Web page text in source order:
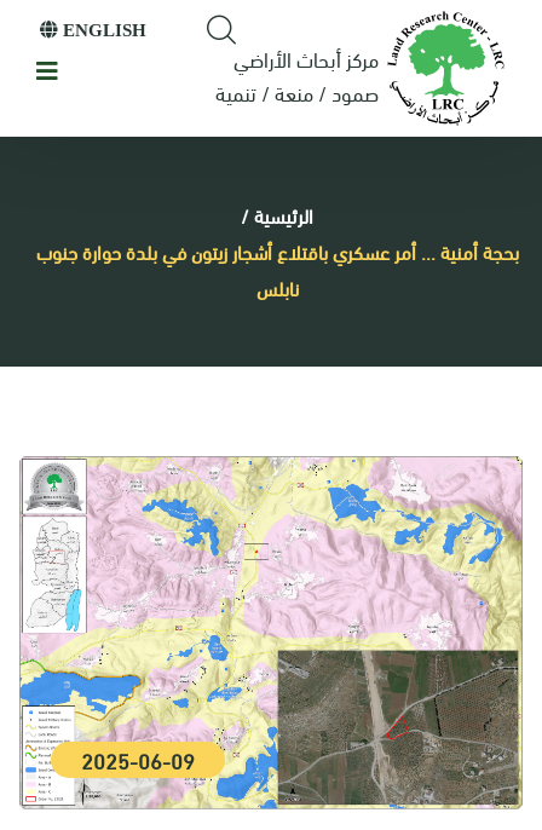
مركز أبحاث الأراضي
صمود / منعة / تنمية
ENGLISH
الرئيسية/
بحجة أمنية ... أمر عسكري باقتلاع أشجار زيتون في بلدة حوارة جنوب
نابلس
2025-06-09